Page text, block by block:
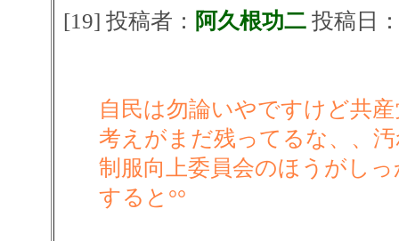
[19] 投稿者： 阿久根功二投稿日
自民は勿論いやですけど共
考えがまだ残ってるな、、
制服向上委員会のほうがし
すると°°